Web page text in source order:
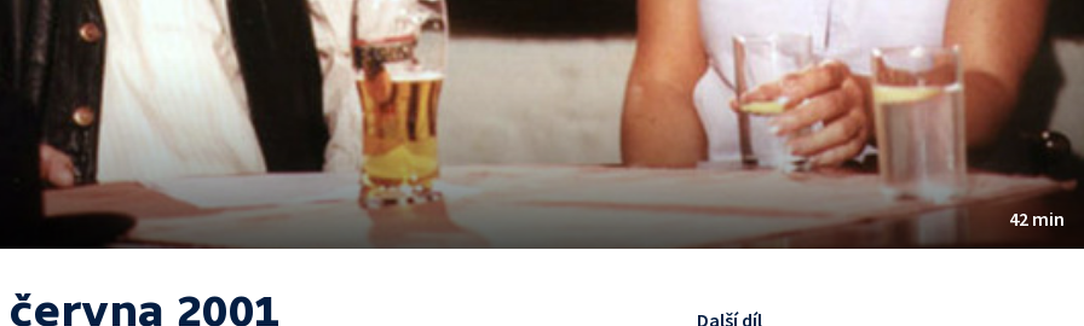
42 min
června 2001 Další díl